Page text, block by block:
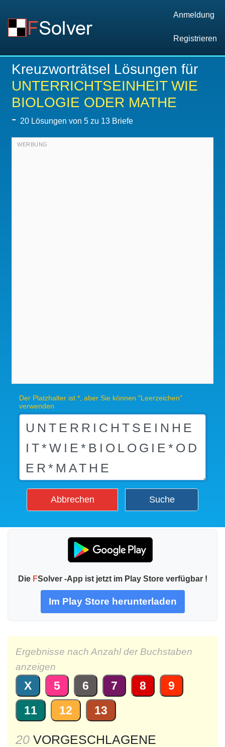
Anmeldung
Registrieren
Kreuzworträtsel Lösungen für
UNTERRICHTSEINHEIT WIE
BIOLOGIE ODER MATHE
- 20 Lösungen von 5 zu 13 Briefe
Der Platzhalter ist *, aber Sie können "Leerzeichen"
verwenden
Abbrechen Suche
Die FSolver -App ist jetzt im Play Store verfügbar !
Im Play Store herunterladen
Ergebnisse nach Anzahl der Buchstaben
anzeigen
X 5 6 7 8
9
11
12 13
20 VORGESCHLAGENE